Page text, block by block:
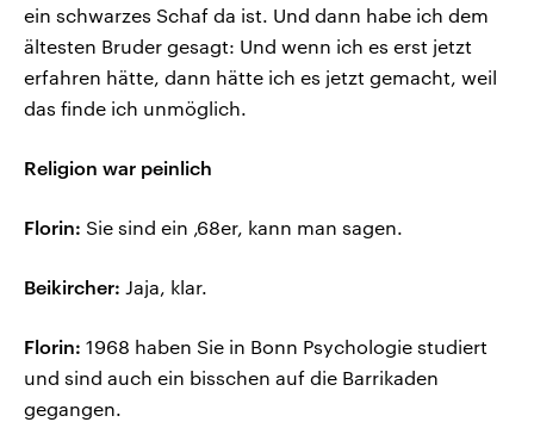
ein schwarzes Schaf da ist. Und dann habe ich dem
ältesten Bruder gesagt: Und wenn ich es erst jetzt
erfahren hätte, dann hätte ich es jetzt gemacht, weil
das finde ich unmöglich.
Religion war peinlich
Florin: Sie sind ein ‚68er, kann man sagen.
Beikircher: Jaja, klar.
Florin: 1968 haben Sie in Bonn Psychologie studiert
und sind auch ein bisschen auf die Barrikaden
gegangen.